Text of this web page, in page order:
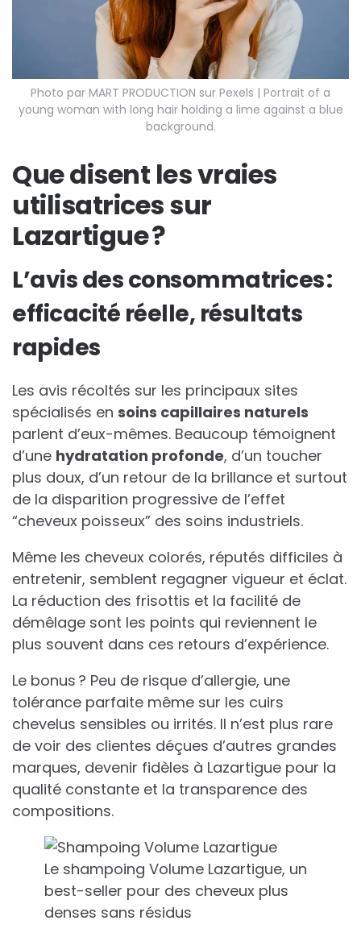
Photo par MART PRODUCTION sur Pexels | Portrait of a
young woman with long hair holding a lime against a blue
background.
Que disent les vraies
utilisatrices sur
Lazartigue ?
L’avis des consommatrices :
efficacité réelle, résultats
rapides
Les avis récoltés sur les principaux sites
spécialisés en soins capillaires naturels
parlent d’eux-mêmes. Beaucoup témoignent
d’une hydratation profonde, d’un toucher
plus doux, d’un retour de la brillance et surtout
de la disparition progressive de l’effet
“cheveux poisseux” des soins industriels.
Même les cheveux colorés, réputés difficiles à
entretenir, semblent regagner vigueur et éclat.
La réduction des frisottis et la facilité de
démêlage sont les points qui reviennent le
plus souvent dans ces retours d’expérience.
Le bonus ? Peu de risque d’allergie, une
tolérance parfaite même sur les cuirs
chevelus sensibles ou irrités. Il n’est plus rare
de voir des clientes déçues d’autres grandes
marques, devenir fidèles à Lazartigue pour la
qualité constante et la transparence des
compositions.
Le shampoing Volume Lazartigue, un
best-seller pour des cheveux plus
denses sans résidus